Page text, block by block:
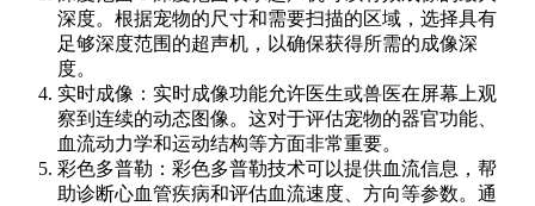
深度。根据宠物的尺寸和需要扫描的区域，选择具有
足够深度范围的超声机，以确保获得所需的成像深
度。
实时成像：实时成像功能允许医生或兽医在屏幕上观
察到连续的动态图像。这对于评估宠物的器官功能、
血流动力学和运动结构等方面非常重要。
彩色多普勒：彩色多普勒技术可以提供血流信息，帮
助诊断心血管疾病和评估血流速度、方向等参数。通